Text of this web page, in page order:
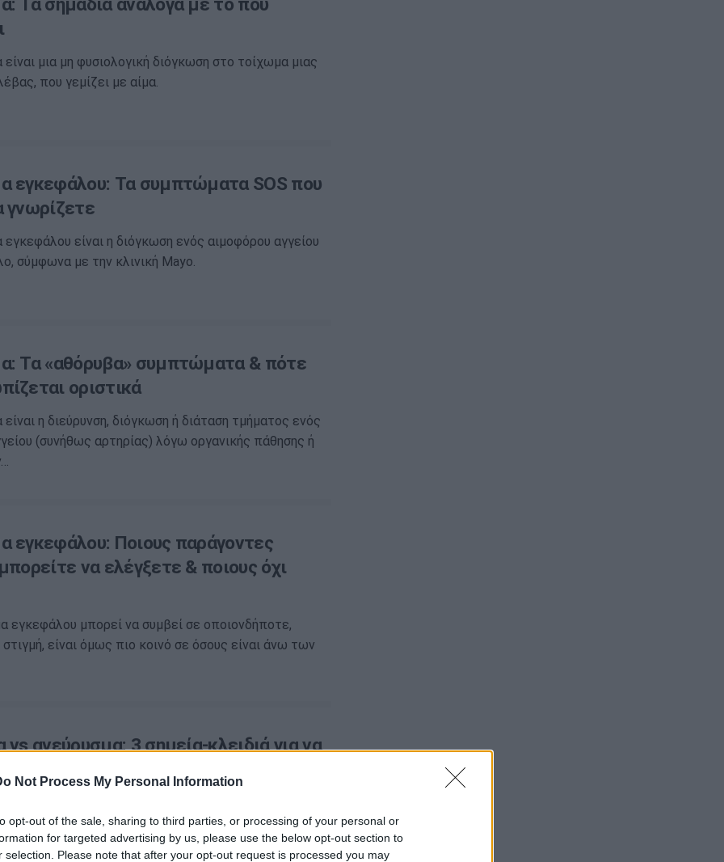
Not Process My Personal Information
opt-out of the sale, sharing to third parties, or processing of your personal or
for targeted advertising by us, please use the below opt-out section to
selection. Please note that after your opt-out request is processed you may
Τα σημάδια ανάλογα με το πού
μια μη φυσιολογική διόγκωση στο τοίχωμα μιας
που γεμίζει με αίμα.
εγκεφάλου: Τα συμπτώματα SOS που
γνωρίζετε
είναι η διόγκωση ενός αιμοφόρου αγγείου
σύμφωνα με την κλινική Mayo.
Τα «αθόρυβα» συμπτώματα & πότε
οριστικά
η διεύρυνση, διόγκωση ή διάταση τμήματος ενός
(συνήθως αρτηρίας) λόγω οργανικής πάθησης ή
εγκεφάλου: Ποιους παράγοντες
να ελέγξετε & ποιους όχι
εγκεφάλου μπορεί να συμβεί σε οποιονδήποτε,
είναι όμως πιο κοινό σε όσους είναι άνω των
vs ανεύρυσμα: 3 σημεία-κλειδιά για να
μία στις πέντε γυναίκες και έναν στους